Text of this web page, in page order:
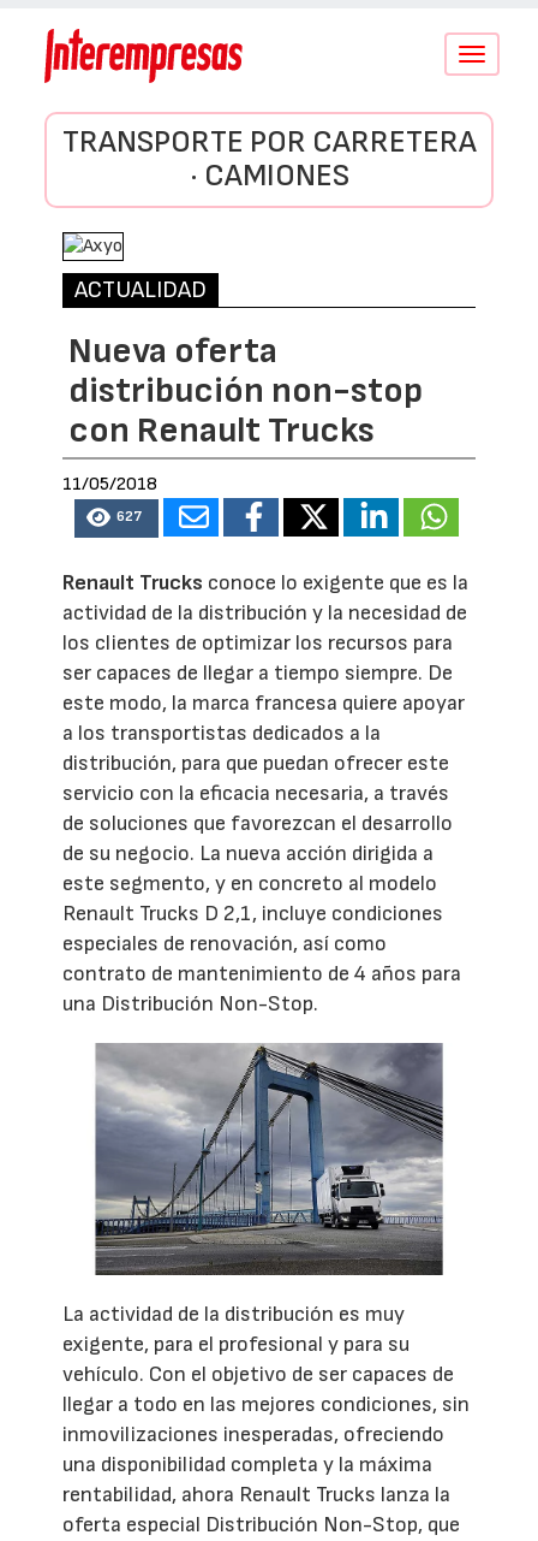
Conmutar
TRANSPORTE POR CARRETERA
· CAMIONES
ACTUALIDAD
Nueva oferta
distribución non-stop
con Renault Trucks
11/05/2018
627
Renault Trucks conoce lo exigente que es la
actividad de la distribución y la necesidad de
los clientes de optimizar los recursos para
ser capaces de llegar a tiempo siempre. De
este modo, la marca francesa quiere apoyar
a los transportistas dedicados a la
distribución, para que puedan ofrecer este
servicio con la eficacia necesaria, a través
de soluciones que favorezcan el desarrollo
de su negocio. La nueva acción dirigida a
este segmento, y en concreto al modelo
Renault Trucks D 2,1, incluye condiciones
especiales de renovación, así como
contrato de mantenimiento de 4 años para
una Distribución Non-Stop.
La actividad de la distribución es muy
exigente, para el profesional y para su
vehículo. Con el objetivo de ser capaces de
llegar a todo en las mejores condiciones, sin
inmovilizaciones inesperadas, ofreciendo
una disponibilidad completa y la máxima
rentabilidad, ahora Renault Trucks lanza la
oferta especial Distribución Non-Stop, que